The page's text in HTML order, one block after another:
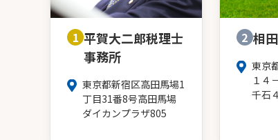
1 平賀大二郎税理士
事務所
東京都新宿区高田馬場1
丁目31番8号高田馬場
ダイカンプラザ805
2 相
東京
１４
千石